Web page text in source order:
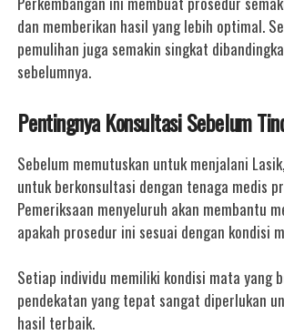
dan memberikan hasil yang lebih optimal.
pemulihan juga semakin singkat
sebelumnya.
Pentingnya Konsultasi Sebelum
Sebelum memutuskan untuk menjalani
untuk berkonsultasi dengan tenaga medis
Pemeriksaan menyeluruh akan membantu
apakah prosedur ini sesuai dengan kondisi
Setiap individu memiliki kondisi mata yang
pendekatan yang tepat sangat diperlukan
hasil terbaik.